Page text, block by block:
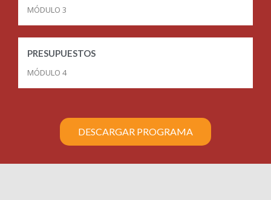
MÓDULO 3
PRESUPUESTOS
MÓDULO 4
DESCARGAR PROGRAMA